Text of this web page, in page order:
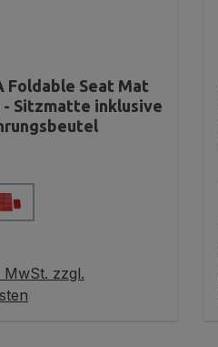
Foldable Seat Mat
- Sitzmatte inklusive
MwSt. zzgl.
wählen